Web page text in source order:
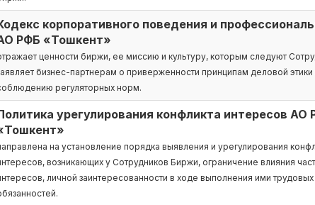
корпоративного поведения и
РФБ «Тошкент»
ценности биржи, ее миссию и культуру, которым следуют
бизнес-партнерам о приверженности принципам деловой этики
регуляторных норм.
урегулирования конфликта интересов АО
на установление порядка выявления и урегулирования
возникающих у Сотрудников Биржи, ограничение влияния
личной заинтересованности в ходе выполнения ими трудовых